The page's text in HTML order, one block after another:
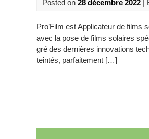
Posted on 28 décembre 2022 |
Pro’Film est Applicateur de films
avec la pose de films solaires
gré des dernières innovations
teintés, parfaitement […]